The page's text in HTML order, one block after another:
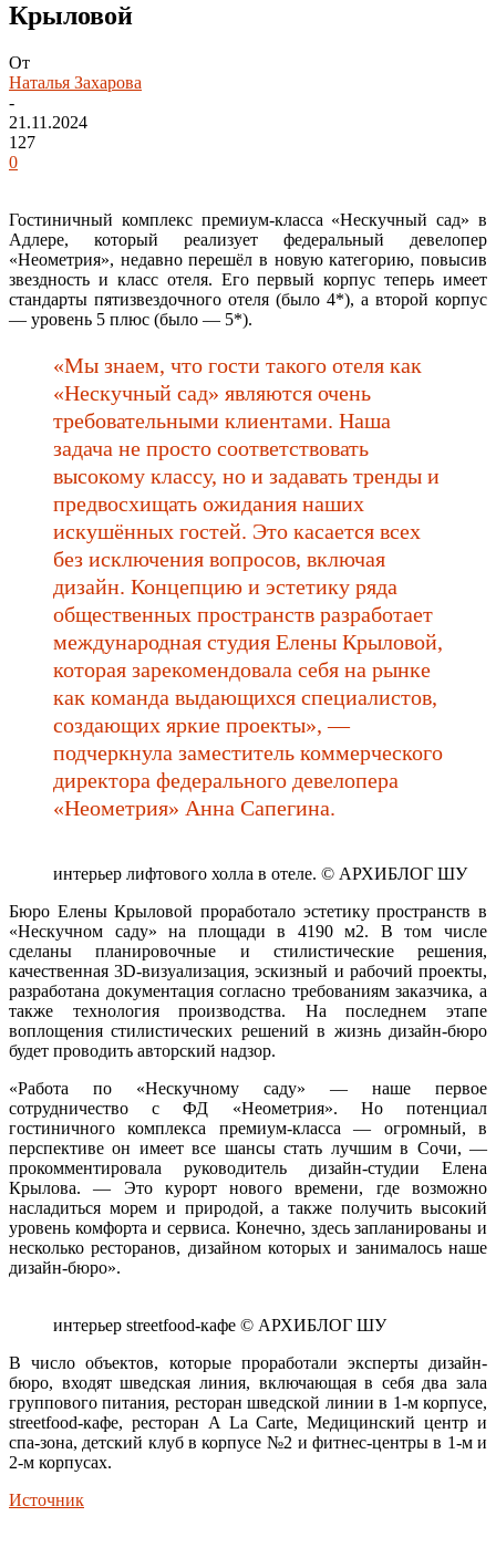
Крыловой
От
Наталья Захарова
-
21.11.2024
127
0
Гостиничный комплекс премиум-класса «Нескучный сад» в
Адлере, который реализует федеральный девелопер
«Неометрия», недавно перешёл в новую категорию, повысив
звездность и класс отеля. Его первый корпус теперь имеет
стандарты пятизвездочного отеля (было 4*), а второй корпус
— уровень 5 плюс (было — 5*).
«Мы знаем, что гости такого отеля как
«Нескучный сад» являются очень
требовательными клиентами. Наша
задача не просто соответствовать
высокому классу, но и задавать тренды и
предвосхищать ожидания наших
искушённых гостей. Это касается всех
без исключения вопросов, включая
дизайн. Концепцию и эстетику ряда
общественных пространств разработает
международная студия Елены Крыловой,
которая зарекомендовала себя на рынке
как команда выдающихся специалистов,
создающих яркие проекты», —
подчеркнула заместитель коммерческого
директора федерального девелопера
«Неометрия» Анна Сапегина.
интерьер лифтового холла в отеле. © АРХИБЛОГ ШУ
Бюро Елены Крыловой проработало эстетику пространств в
«Нескучном саду» на площади в 4190 м2. В том числе
сделаны планировочные и стилистические решения,
качественная 3D-визуализация, эскизный и рабочий проекты,
разработана документация согласно требованиям заказчика, а
также технология производства. На последнем этапе
воплощения стилистических решений в жизнь дизайн-бюро
будет проводить авторский надзор.
«Работа по «Нескучному саду» — наше первое
сотрудничество с ФД «Неометрия». Но потенциал
гостиничного комплекса премиум-класса — огромный, в
перспективе он имеет все шансы стать лучшим в Сочи, —
прокомментировала руководитель дизайн-студии Елена
Крылова. — Это курорт нового времени, где возможно
насладиться морем и природой, а также получить высокий
уровень комфорта и сервиса. Конечно, здесь запланированы и
несколько ресторанов, дизайном которых и занималось наше
дизайн-бюро».
интерьер streetfood-кафе © АРХИБЛОГ ШУ
В число объектов, которые проработали эксперты дизайн-
бюро, входят шведская линия, включающая в себя два зала
группового питания, ресторан шведской линии в 1-м корпусе,
streetfood-кафе, ресторан A La Carte, Медицинский центр и
спа-зона, детский клуб в корпусе №2 и фитнес-центры в 1-м и
2-м корпусах.
Источник